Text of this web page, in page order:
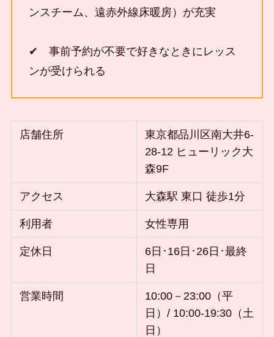
ンスチーム、遠赤外線床暖房）が充実
✔ 事前予約が不要で好きなときにレッス
ンが受けられる
店舗住所
東京都品川区南大井6-
28-12 ヒューリック大
森9F
アクセス 大森駅 東口 徒歩1分
利用者 女性専用
定休日
6日･16日･26日･最終
日
営業時間
10:00－23:00（平
日）/ 10:00-19:30（土
日）